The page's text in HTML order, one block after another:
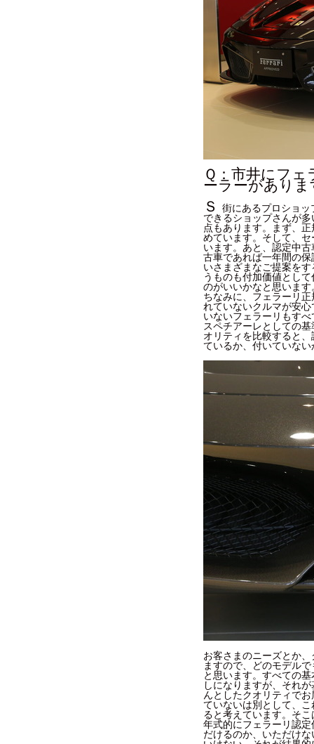
Ｑ：市井にフ
ーラーがあり
Ｓ
街にあるプロショ
できるショップさんが
点もあります。まず、
めています。そして、
います。あと、認定中
古車であれば一年間の
いさまざまなご提案を
うものも付加価値とし
のがいいかなと思います
ちなみに、フェラーリ
れていないクルマが安
いないフェラーリもす
スペチアーレとしての
オリティを比較すると
ているか、付いていな
お客さまのニーズとか
ますので、どのモデル
と思います。すべての
しになりますが、それ
んとしたクオリティで
ていないは別として、
ると考えています。そ
年式的にフェラーリ認
だけるのか、いただけ